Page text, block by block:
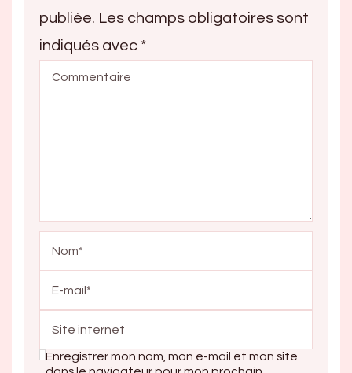
publiée. Les champs obligatoires sont
indiqués avec *
Enregistrer mon nom, mon e-mail et mon site